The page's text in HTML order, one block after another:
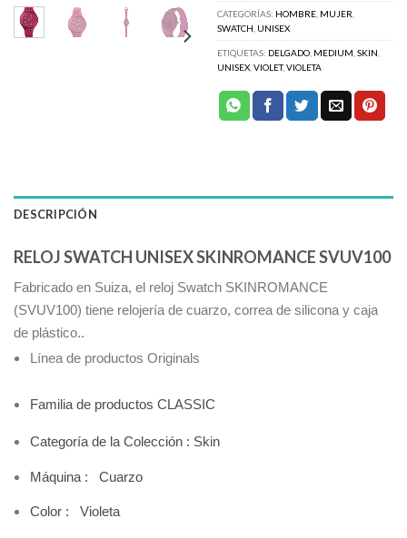
CATEGORÍAS: HOMBRE MUJER
SWATCH UNISEX
ETIQUETAS: DELGADO MEDIUM SKIN
UNISEX VIOLET,VIOLETA
DESCRIPCIÓN
RELOJ SWATCH UNISEX SKINROMANCE SVUV100
Fabricado en Suiza, el reloj Swatch SKINROMANCE
(SVUV100) tiene relojería de cuarzo, correa de silicona y caja
de plástico..
Línea de productos Originals
Familia de productos CLASSIC
Categoría de la Colección : Skin
Máquina : Cuarzo
Color : Violeta